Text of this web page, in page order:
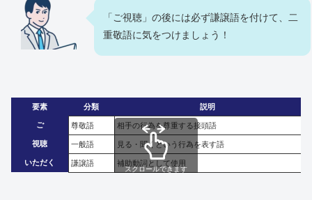
「ご視聴」の後には必ず謙譲語を付けて、二
重敬語に気をつけましょう！
要素 分類 説明
ご 尊敬語 相手の行為を尊重する接頭語
視聴 一般語 見る・聞くという行為を表す語
いただく 謙譲語 補助動詞として使用
スクロールできます